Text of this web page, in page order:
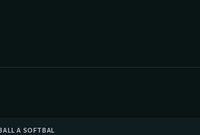
A SOFTBAL